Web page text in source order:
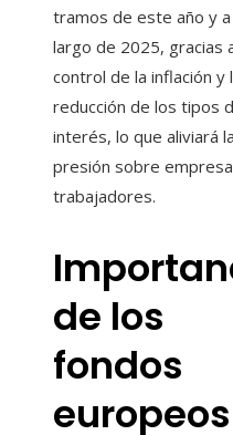
tramos de este año y a
largo de 2025, gracias
control de la inflación y
reducción de los tipos
interés, lo que aliviará la
presión sobre
trabajadores.
de los
fondos
europeos